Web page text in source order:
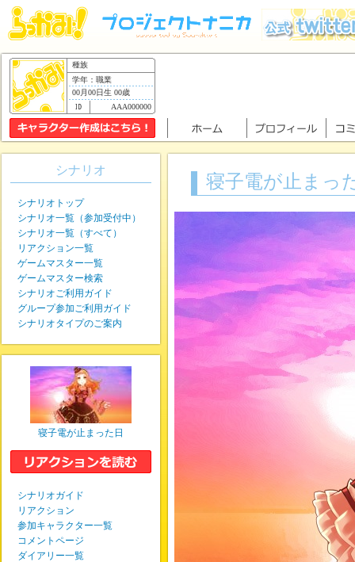
種族
学年：職業
00月00日生 00歳
AAA000000
寝子電が止まっ
シナリオ
シナリオトップ
シナリオ一覧（参加受付中）
シナリオ一覧（すべて）
リアクション一覧
ゲームマスター一覧
ゲームマスター検索
シナリオご利用ガイド
グループ参加ご利用ガイド
シナリオタイプのご案内
寝子電が止まった日
シナリオガイド
リアクション
参加キャラクター一覧
コメントページ
ダイアリー一覧